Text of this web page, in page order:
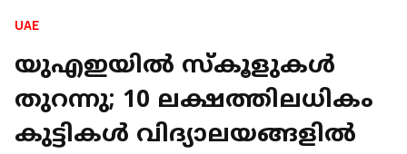
UAE
യുഎഇയിൽ സ്കൂളുകൾ
തുറന്നു; 10 ലക്ഷത്തിലധികം
കുട്ടികൾ വിദ്യാലയങ്ങളിൽ